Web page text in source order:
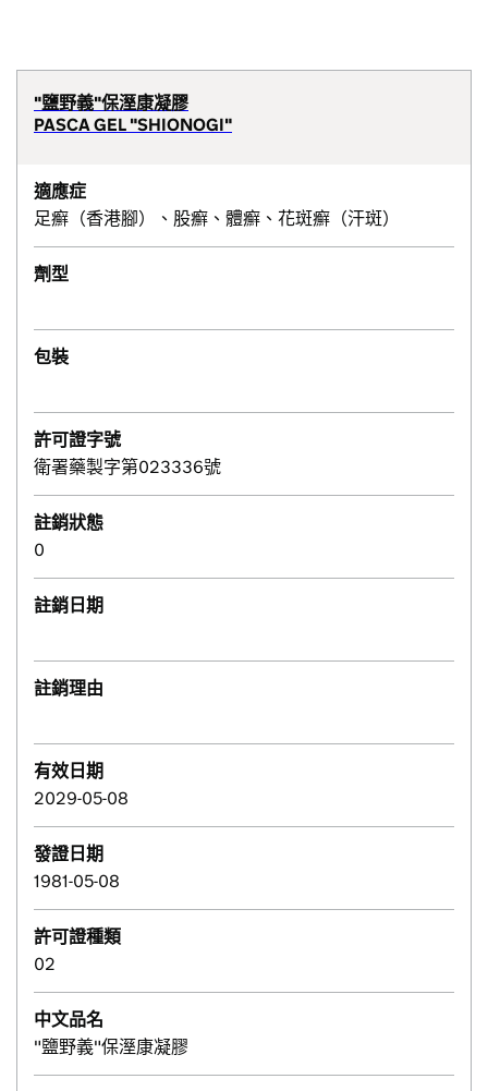
"鹽野義"保溼康凝膠
PASCA GEL "SHIONOGI"
適應症
足癬（香港腳）、股癬、體癬、花斑癬（汗斑）
劑型
包裝
許可證字號
衛署藥製字第023336號
註銷狀態
0
註銷日期
註銷理由
有效日期
2029-05-08
發證日期
1981-05-08
許可證種類
02
中文品名
"鹽野義"保溼康凝膠